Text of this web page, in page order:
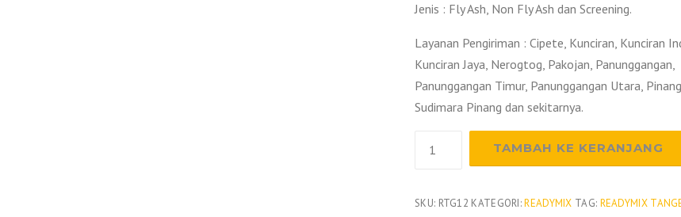
Jenis : Fly Ash, Non Fly Ash dan Screening.
Layanan Pengiriman : Cipete, Kunciran, Kunciran
Kunciran Jaya, Nerogtog, Pakojan, Panunggangan,
Panunggangan Timur, Panunggangan Utara,
Sudimara Pinang dan sekitarnya.
Readymix
TAMBAH KE KERANJANG
SKU: RTG12 KATEGORI:READYMIX TAG: READYMIX